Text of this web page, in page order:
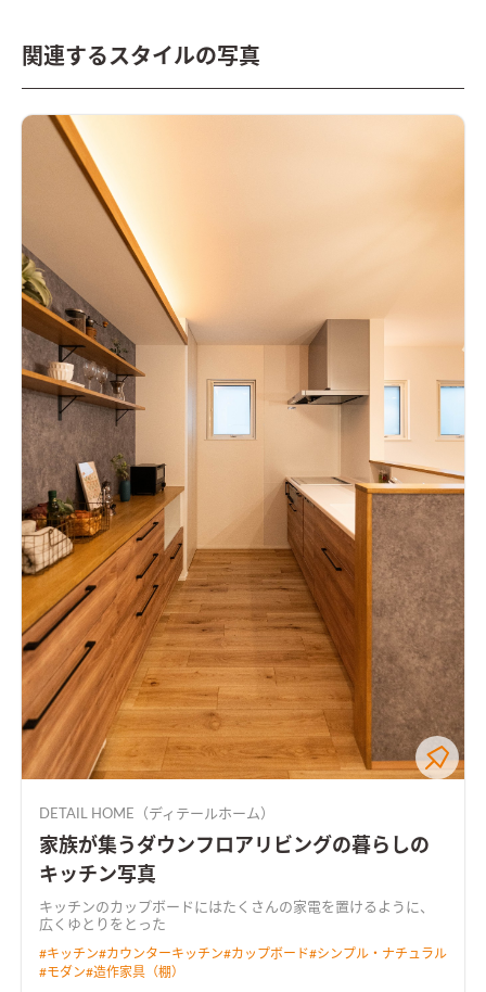
関連するスタイルの写真
DETAIL HOME（ディテールホーム）
家族が集うダウンフロアリビングの暮らしの
キッチン写真
キッチンのカップボードにはたくさんの家電を置けるように、
広くゆとりをとった
#キッチン#カウンターキッチン#カップボード#シンプル・ナチュラル
#モダン#造作家具（棚）